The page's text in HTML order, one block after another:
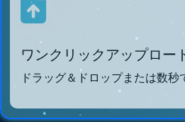
ワンクリックアップロー
ドラッグ＆ドロップまたは数秒